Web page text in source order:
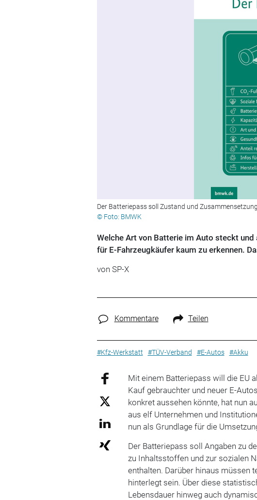
Der Batteriepass soll Zustand und
© Foto: BMWK
Welche Art von Batterie im Auto steckt
für E-Fahrzeugkäufer kaum zu erkennen.
von SP-X
Kommentare Teilen
#Kfz-Werkstatt #TÜV-Verband #E-Autos #Akku
Mit einem Batteriepass will die EU
Kauf gebrauchter und neuer E-
konkret aussehen könnte, hat nun
aus elf Unternehmen und
nun als Grundlage für die
Der Batteriepass soll Angaben zu
zu Inhaltsstoffen und zur sozialen
enthalten. Darüber hinaus müssen
hinterlegt sein. Über diese
Lebensdauer hinweg auch